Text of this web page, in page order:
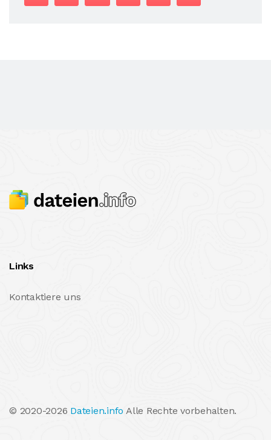
Links
Kontaktiere uns
© 2020-2026 Dateien.info Alle Rechte vorbehalten.